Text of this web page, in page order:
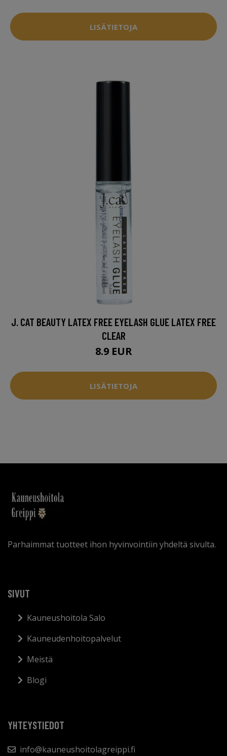
LISÄTIETOJA
J. CAT BEAUTY LATEX FREE EYELASH GLUE LATEX FREE
CLEAR
8.9 EUR
LISÄTIETOJA
Parhaimmat tuotteet ihon hyvinvointiin yhdeltä sivulta.
SIVUT
Kauneushoitola Salo
Kauneudenhoitopalvelut
Meistä
Blogi
YHTEYSTIEDOT
info@kauneushoitolagreippi.fi